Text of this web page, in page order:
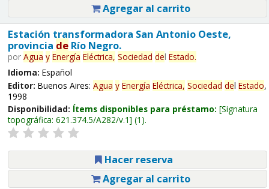
Agregar al carrito
Estación transformadora San Antonio Oeste,
provincia deRío Negro.
por Agua y Energía Eléctrica, Sociedad del Estado.
Idioma: Español
Editor: Buenos Aires: Agua y Energía Eléctrica, Sociedad del Estado,
1998
Disponibilidad: Ítems disponibles para préstamo: Signatura
topográfica: 621.374.5/A282/v.1 (1).
Hacer reserva
Agregar al carrito